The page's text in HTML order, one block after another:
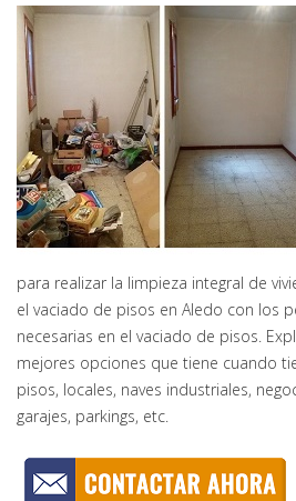
para realizar la limpieza integral de
el vaciado de pisos en Aledo con los
necesarias en el vaciado de pisos.
mejores opciones que tiene cuando
pisos, locales, naves industriales,
garajes, parkings, etc.